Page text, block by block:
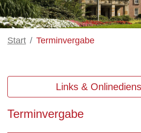
Start Terminvergabe
Links &
Terminvergabe